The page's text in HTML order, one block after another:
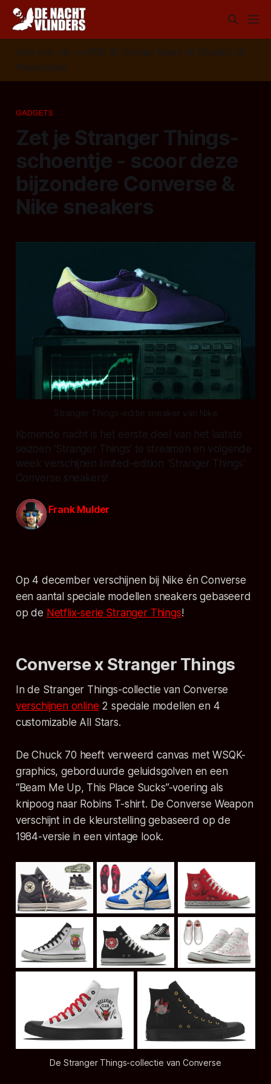
Volg ons op: 📣 RSS 📰 Google News 🦋 Bluesky
✉️
Nieuwsbrief
GADGETS
Zet je Stranger Things-
schoentje - scoor deze
bijzondere Converse &
Nike sneakers
Stranger Things-editie sneaker van Nike
Komende nacht is het eerste deel van het laatste
seizoen 'Stranger Things' te streamen en volgende
week verschijnen limited-edition 'Stranger Things'
Converse sneakers!
Frank Mulder
Op 4 december verschijnen bij Nike én Converse
een aantal speciale modellen sneakers gebaseerd
op de Netflix-serie Stranger Things!
Converse x Stranger Things
In de Stranger Things-collectie van Converse
verschijnen online 2 speciale modellen en 4
customizable All Stars.
De Chuck 70 heeft verweerd canvas met WSQK-
graphics, geborduurde geluidsgolven en een
“Beam Me Up, This Place Sucks”-voering als
knipoog naar Robins T-shirt. De Converse Weapon
verschijnt in de kleurstelling gebaseerd op de
1984-versie in een vintage look.
De Stranger Things-collectie van Converse